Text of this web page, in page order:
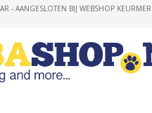
- AANGESLOTEN BIJ WEBSHOP